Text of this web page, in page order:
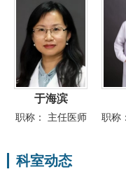
于海滨
职称： 主任医师 职称：
科室动态